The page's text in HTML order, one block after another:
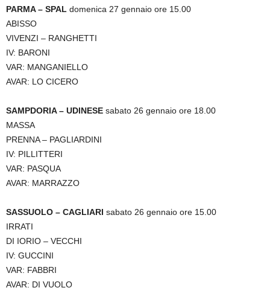
PARMA – SPAL domenica 27 gennaio ore 15.00
ABISSO
VIVENZI – RANGHETTI
IV: BARONI
VAR: MANGANIELLO
AVAR: LO CICERO
SAMPDORIA – UDINESE sabato 26 gennaio ore 18.00
MASSA
PRENNA – PAGLIARDINI
IV: PILLITTERI
VAR: PASQUA
AVAR: MARRAZZO
SASSUOLO – CAGLIARI sabato 26 gennaio ore 15.00
IRRATI
DI IORIO – VECCHI
IV: GUCCINI
VAR: FABBRI
AVAR: DI VUOLO